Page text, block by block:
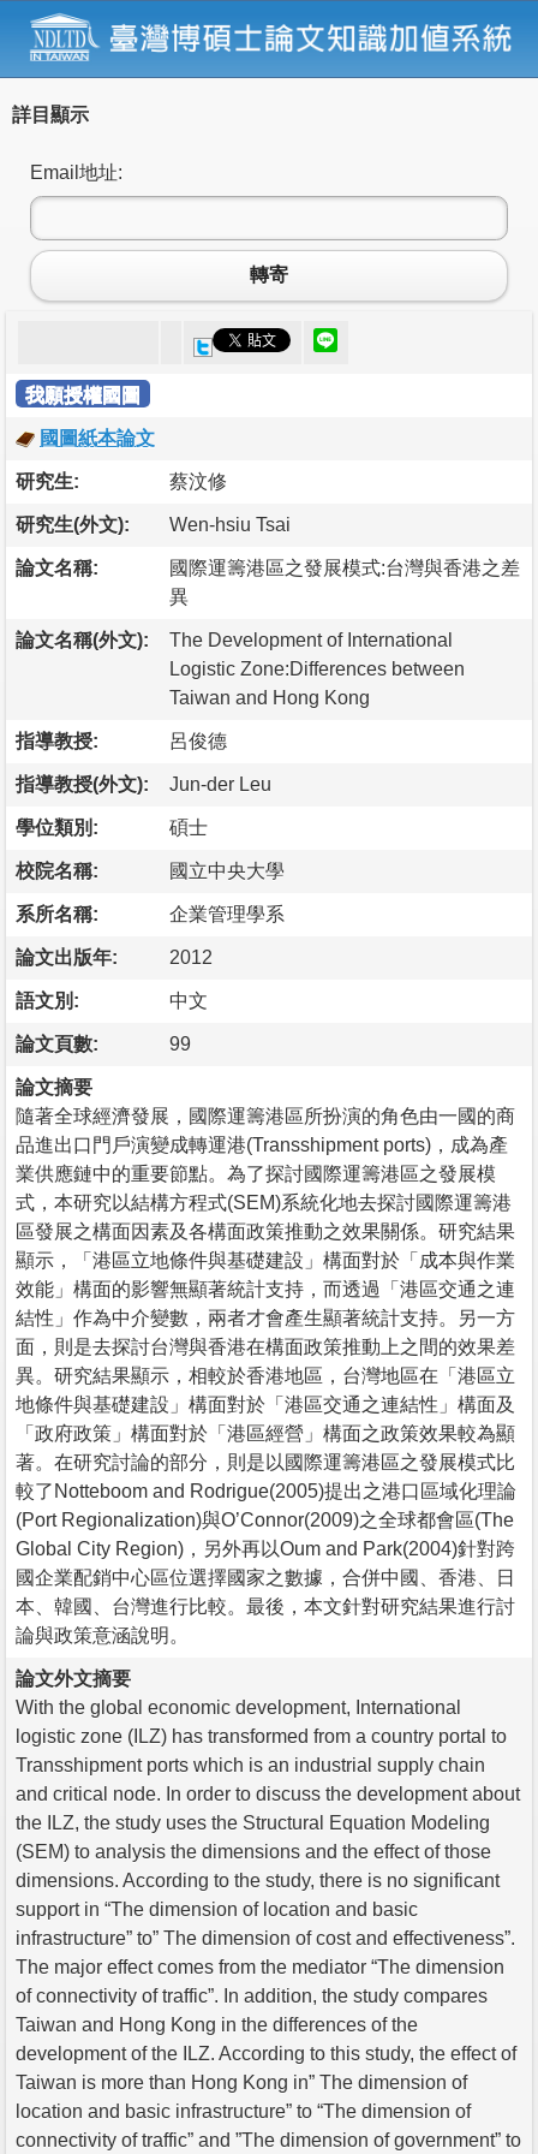
詳目顯示
Email地址:
轉寄
我願授權國圖
國圖紙本論文
研究生: 蔡汶修
研究生(外文): Wen-hsiu Tsai
論文名稱:
國際運籌港區之發展模式:台灣與香港之差
異
論文名稱(外文):
The Development of International
Logistic Zone:Differences between
Taiwan and Hong Kong
指導教授: 呂俊德
指導教授(外文): Jun-der Leu
學位類別: 碩士
校院名稱: 國立中央大學
系所名稱: 企業管理學系
論文出版年: 2012
語文別: 中文
論文頁數: 99
論文摘要
隨著全球經濟發展，國際運籌港區所扮演的角色由一國的商
品進出口門戶演變成轉運港(Transshipment ports)，成為產
業供應鏈中的重要節點。為了探討國際運籌港區之發展模
式，本研究以結構方程式(SEM)系統化地去探討國際運籌港
區發展之構面因素及各構面政策推動之效果關係。研究結果
顯示，「港區立地條件與基礎建設」構面對於「成本與作業
效能」構面的影響無顯著統計支持，而透過「港區交通之連
結性」作為中介變數，兩者才會產生顯著統計支持。另一方
面，則是去探討台灣與香港在構面政策推動上之間的效果差
異。研究結果顯示，相較於香港地區，台灣地區在「港區立
地條件與基礎建設」構面對於「港區交通之連結性」構面及
「政府政策」構面對於「港區經營」構面之政策效果較為顯
著。在研究討論的部分，則是以國際運籌港區之發展模式比
較了Notteboom and Rodrigue(2005)提出之港口區域化理論
(Port Regionalization)與O’Connor(2009)之全球都會區(The
Global City Region)，另外再以Oum and Park(2004)針對跨
國企業配銷中心區位選擇國家之數據，合併中國、香港、日
本、韓國、台灣進行比較。最後，本文針對研究結果進行討
論與政策意涵說明。
論文外文摘要
With the global economic development, International
logistic zone (ILZ) has transformed from a country portal to
Transshipment ports which is an industrial supply chain
and critical node. In order to discuss the development about
the ILZ, the study uses the Structural Equation Modeling
(SEM) to analysis the dimensions and the effect of those
dimensions. According to the study, there is no significant
support in “The dimension of location and basic
infrastructure” to” The dimension of cost and effectiveness”.
The major effect comes from the mediator “The dimension
of connectivity of traffic”. In addition, the study compares
Taiwan and Hong Kong in the differences of the
development of the ILZ. According to this study, the effect of
Taiwan is more than Hong Kong in” The dimension of
location and basic infrastructure” to “The dimension of
connectivity of traffic” and ”The dimension of government” to